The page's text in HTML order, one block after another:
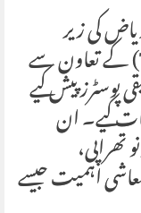
کی زیر
قیادت ٹیکنالوجی ڈیولپمنٹ فنڈ (TDF) کے تعاون سے
تحقیقی پوسٹرز پیش کیے
کیے۔ ان
اہمیت جیسے